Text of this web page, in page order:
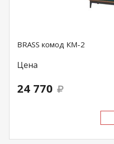
BRASS комод КМ-2
Цена
24 770